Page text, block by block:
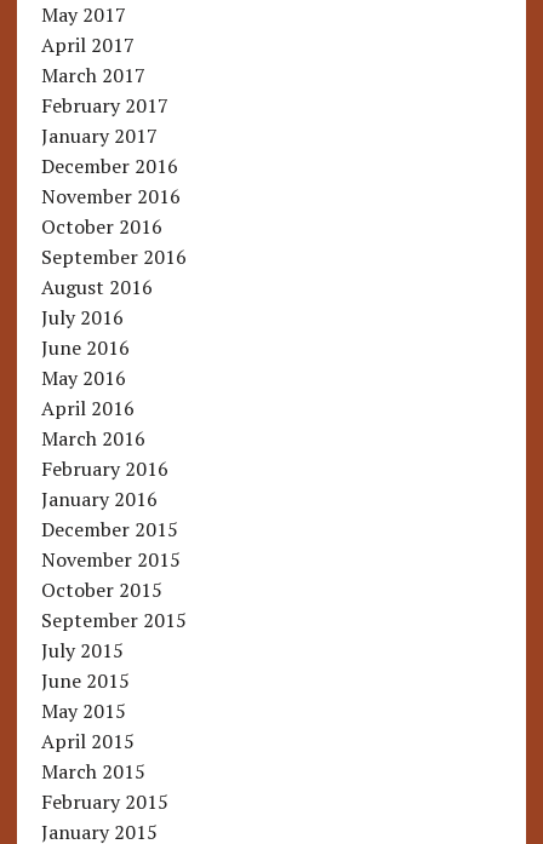
May 2017
April 2017
March 2017
February 2017
January 2017
December 2016
November 2016
October 2016
September 2016
August 2016
July 2016
June 2016
May 2016
April 2016
March 2016
February 2016
January 2016
December 2015
November 2015
October 2015
September 2015
July 2015
June 2015
May 2015
April 2015
March 2015
February 2015
January 2015